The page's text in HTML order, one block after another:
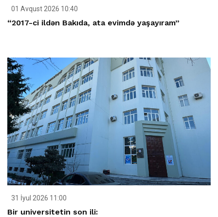
01 Avqust 2026 10:40
“2017-ci ildən Bakıda, ata evimdə yaşayıram”
31 İyul 2026 11:00
Bir universitetin son ili: